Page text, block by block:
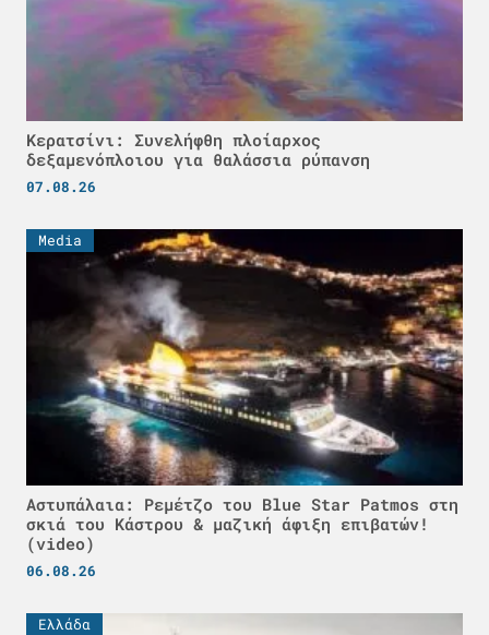
Κερατσίνι: Συνελήφθη πλοίαρχος
δεξαμενόπλοιου για θαλάσσια ρύπανση
07.08.26
Media
Αστυπάλαια: Ρεμέτζο του Blue Star Patmos στη
σκιά του Κάστρου & μαζική άφιξη επιβατών!
(video)
06.08.26
Ελλάδα